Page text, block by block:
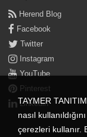
Herend Blog
Facebook
Twitter
Instagram
YouTube
Pinterest
Linkedin
TAYMER
nasıl
çerezleri kullanır.